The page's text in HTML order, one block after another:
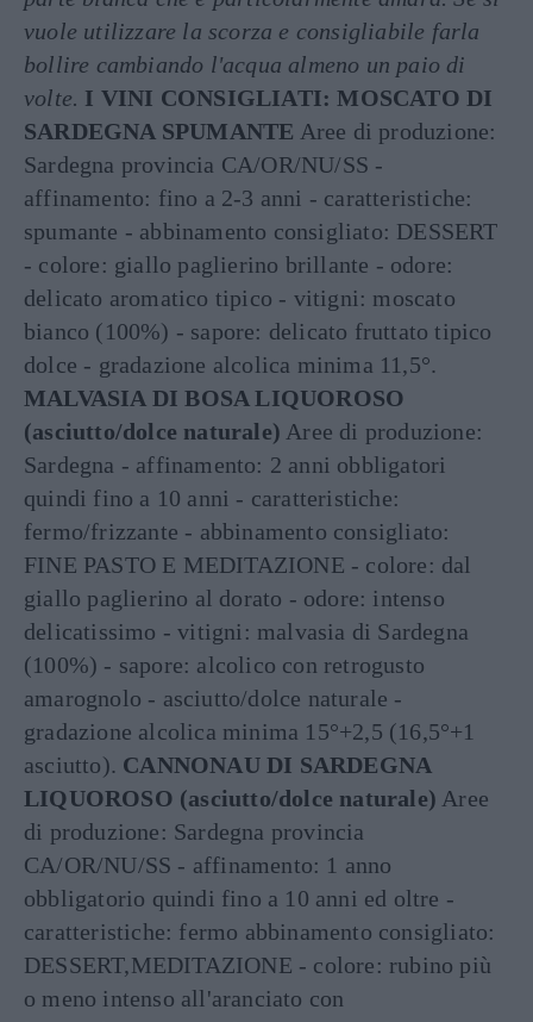
vuole utilizzare la scorza e consigliabile farla
bollire cambiando l'acqua almeno un paio di
volte. I VINI CONSIGLIATI: MOSCATO DI
SARDEGNA SPUMANTE Aree di produzione:
Sardegna provincia CA/OR/NU/SS -
affinamento: fino a 2-3 anni - caratteristiche:
spumante - abbinamento consigliato: DESSERT
- colore: giallo paglierino brillante - odore:
delicato aromatico tipico - vitigni: moscato
bianco (100%) - sapore: delicato fruttato tipico
dolce - gradazione alcolica minima 11,5°.
MALVASIA DI BOSA LIQUOROSO
(asciutto/dolce naturale) Aree di produzione:
Sardegna - affinamento: 2 anni obbligatori
quindi fino a 10 anni - caratteristiche:
fermo/frizzante - abbinamento consigliato:
FINE PASTO E MEDITAZIONE - colore: dal
giallo paglierino al dorato - odore: intenso
delicatissimo - vitigni: malvasia di Sardegna
(100%) - sapore: alcolico con retrogusto
amarognolo - asciutto/dolce naturale -
gradazione alcolica minima 15°+2,5 (16,5°+1
asciutto). CANNONAU DI SARDEGNA
LIQUOROSO (asciutto/dolce naturale) Aree
di produzione: Sardegna provincia
CA/OR/NU/SS - affinamento: 1 anno
obbligatorio quindi fino a 10 anni ed oltre -
caratteristiche: fermo abbinamento consigliato:
DESSERT,MEDITAZIONE - colore: rubino più
o meno intenso all'aranciato con